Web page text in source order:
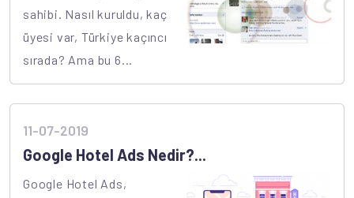
sahibi. Nasıl kuruldu, kaç
üyesi var, Türkiye kaçıncı
sırada? Ama bu 6...
11-07-2019
Google Hotel Ads Nedir?...
Google Hotel Ads,